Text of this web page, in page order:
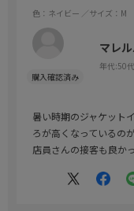
色：ネイビー ／サイズ：M
マレ
年代:50代
暑い時期のジャケット
ろが高くなっているの
店員さんの接客も良か